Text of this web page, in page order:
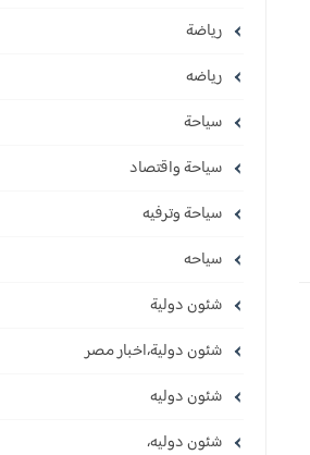
رياضة
رياضه
سياحة
سياحة واقتصاد
سياحة وترفيه
سياحه
شئون دولية
شئون دولية،اخبار مصر
شئون دوليه
شئون دوليه،